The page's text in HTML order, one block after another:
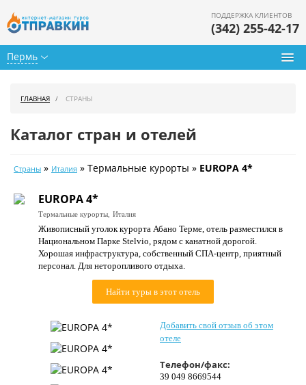
Пермь
ПОДДЕРЖКА КЛИЕНТОВ
(342) 255-42-17
Календарь туров
Цены дня
Страны
Как купить
Контакты
ГЛАВНАЯ СТРАНЫ
Каталог стран и отелей
Страны » Италия » Термальные курорты » EUROPA 4*
EUROPA 4*
Термальные курорты, Италия
Живописный уголок курорта Абано Терме, отель разместился в
Национальном Парке Stelvio, рядом с канатной дорогой.
Хорошая инфраструктура, собственный СПА-центр, приятный
персонал. Для неторопливого отдыха.
Найти туры в этот отель
Добавить свой отзыв об этом
отеле
Телефон/факс:
39 049 8669544